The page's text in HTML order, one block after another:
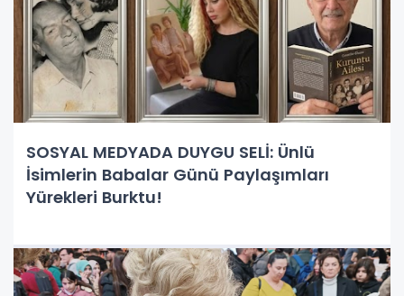
SOSYAL MEDYADA DUYGU SELİ: Ünlü
İsimlerin Babalar Günü Paylaşımları
Yürekleri Burktu!